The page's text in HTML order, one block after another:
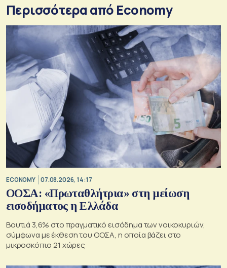
Περισσότερα από Economy
ECONOMY 07.08.2026, 14:17
ΟΟΣΑ: «Πρωταθλήτρια» στη μείωση
εισοδήματος η Ελλάδα
Βουτιά 3,6% στο πραγματικό εισόδημα των νοικοκυριών,
σύμφωνα με έκθεση του ΟΟΣΑ, η οποία βάζει στο
μικροσκόπιο 21 χώρες